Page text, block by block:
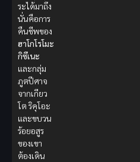
ระได้มาถึง
นั่นคือการ
คืนชีพของ
ฮาโกโรโมะ
กิซึเนะ
และกลุ่ม
ภูตปีศาจ
จากเกียว
โต ริคุโอะ
และขบวน
ร้อยอสูร
ของเขา
ต้องเดิน